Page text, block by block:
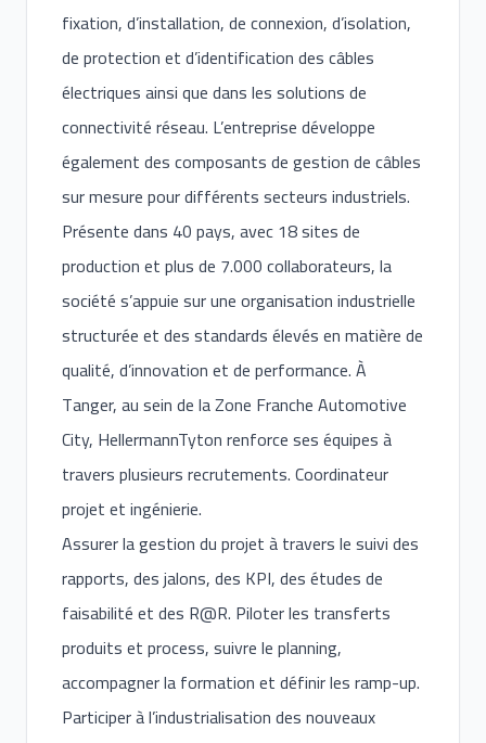
fixation, d’installation, de connexion, d’isolation,
de protection et d’identification des câbles
électriques ainsi que dans les solutions de
connectivité réseau. L’entreprise développe
également des composants de gestion de câbles
sur mesure pour différents secteurs industriels.
Présente dans 40 pays, avec 18 sites de
production et plus de 7.000 collaborateurs, la
société s’appuie sur une organisation industrielle
structurée et des standards élevés en matière de
qualité, d’innovation et de performance. À
Tanger, au sein de la Zone Franche Automotive
City, HellermannTyton renforce ses équipes à
travers plusieurs recrutements. Coordinateur
projet et ingénierie.
Assurer la gestion du projet à travers le suivi des
rapports, des jalons, des KPI, des études de
faisabilité et des R@R. Piloter les transferts
produits et process, suivre le planning,
accompagner la formation et définir les ramp-up.
Participer à l’industrialisation des nouveaux